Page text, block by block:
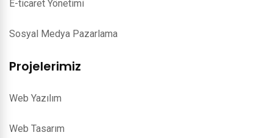
E-ticaret Yönetimi
Sosyal Medya Pazarlama
Projelerimiz
Web Yazılım
Web Tasarım